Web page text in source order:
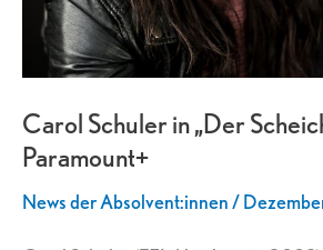
Carol Schuler in „Der
Paramount+
News der Absolvent:innen/